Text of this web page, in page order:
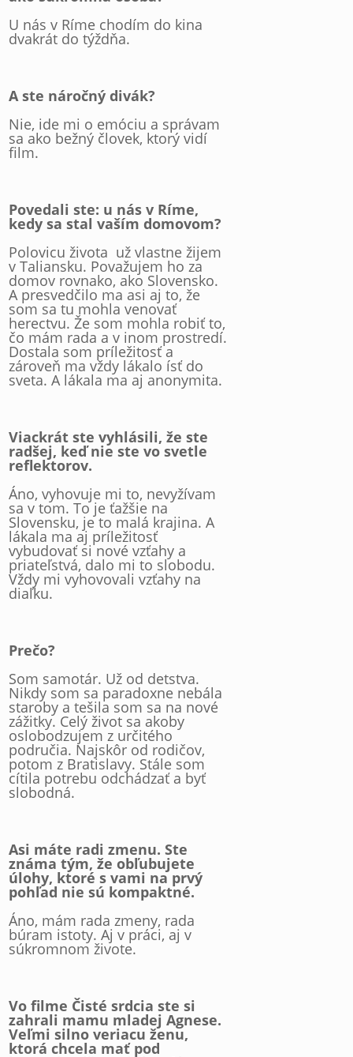
U nás v Ríme chodím do kina
dvakrát do týždňa.
A ste náročný divák?
Nie, ide mi o emóciu a správam
sa ako bežný človek, ktorý vidí
film.
Povedali ste: u nás v Ríme,
kedy sa stal vaším domovom?
Polovicu života už vlastne žijem
v Taliansku. Považujem ho za
domov rovnako, ako Slovensko.
A presvedčilo ma asi aj to, že
som sa tu mohla venovať
herectvu. Že som mohla robiť to,
čo mám rada a v inom prostredí.
Dostala som príležitosť a
zároveň ma vždy lákalo ísť do
sveta. A lákala ma aj anonymita.
Viackrát ste vyhlásili, že ste
radšej, keď nie ste vo svetle
reflektorov.
Áno, vyhovuje mi to, nevyžívam
sa v tom. To je ťažšie na
Slovensku, je to malá krajina. A
lákala ma aj príležitosť
vybudovať si nové vzťahy a
priateľstvá, dalo mi to slobodu.
Vždy mi vyhovovali vzťahy na
diaľku.
Prečo?
Som samotár. Už od detstva.
Nikdy som sa paradoxne nebála
staroby a tešila som sa na nové
zážitky. Celý život sa akoby
oslobodzujem z určitého
područia. Najskôr od rodičov,
potom z Bratislavy. Stále som
cítila potrebu odchádzať a byť
slobodná.
Asi máte radi zmenu. Ste
známa tým, že obľubujete
úlohy, ktoré s vami na prvý
pohľad nie sú kompaktné.
Áno, mám rada zmeny, rada
búram istoty. Aj v práci, aj v
súkromnom živote.
Vo filme Čisté srdcia ste si
zahrali mamu mladej Agnese.
Veľmi silno veriacu ženu,
ktorá chcela mať pod